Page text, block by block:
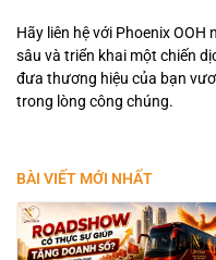
Hãy liên hệ với Phoenix
sâu và triển khai một chiến
đưa thương hiệu của bạn
trong lòng công chúng.
BÀI VIẾT MỚI NHẤT